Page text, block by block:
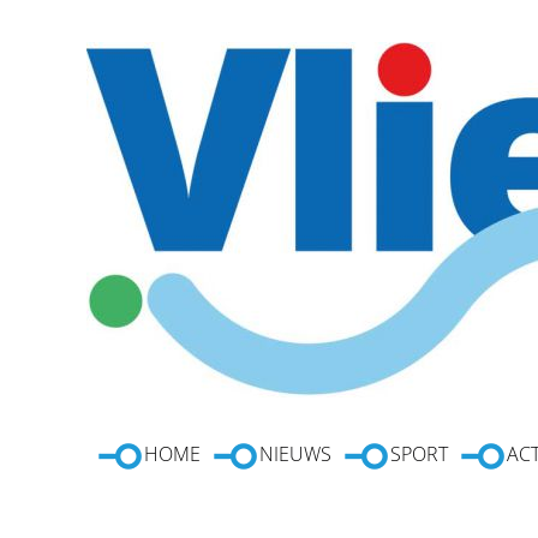
HOME NIEUWS SPORT